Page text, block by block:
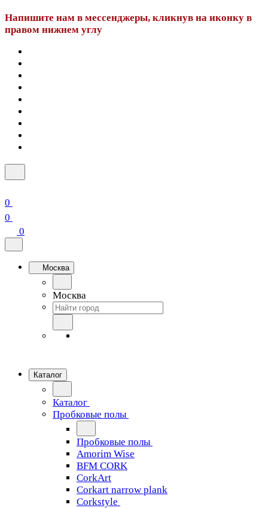
Напишите нам в мессенджеры, кликнув на иконку в
правом нижнем углу
0
0
0
Москва
Москва
Каталог
Каталог
Пробковые полы
Пробковые полы
Amorim Wise
BFM CORK
CorkArt
Corkart narrow plank
Corkstyle